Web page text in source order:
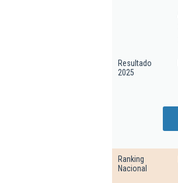
Resultado
2025
Ranking
Nacional